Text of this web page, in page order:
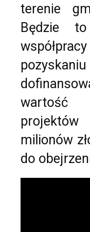
terenie
Będzie
wartość
milionów
do